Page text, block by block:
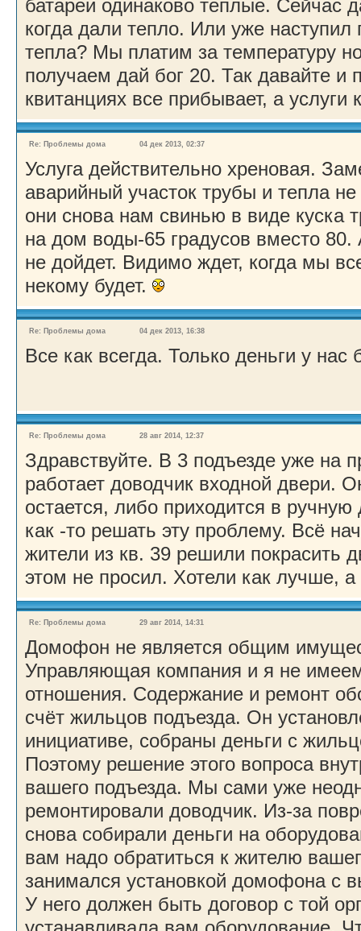
батареи одинаково теплые. Сейчас
когда дали тепло. Или уже наступил
тепла? Мы платим за температуру
получаем дай бог 20. Так давайте и
квитанциях все прибывает, а услуги
Re: Проблемы дома 04 дек 2013, 02:37
Услуга действительно хреновая.
аварийный участок трубы и тепла
они снова нам свинью в виде куска
на дом воды-65 градусов вместо 80.
не дойдет. Видимо ждет, когда мы
некому будет.
Re: Проблемы дома 04 дек 2013, 16:38
Все как всегда. Только деньги у нас
Re: Проблемы дома 28 авг 2014, 12:37
Здравствуйте. В 3 подъезде уже на
работает доводчик входной двери.
остается, либо приходится в
как -то решать эту проблему. Всё
жители из кв. 39 решили покрасить
этом не просил. Хотели как лучше, а
Re: Проблемы дома 29 авг 2014, 14:31
Домофон не является общим
Управляющая компания и я не
отношения. Содержание и ремонт
счёт жильцов подъезда. Он
инициативе, собраны деньги с
Поэтому решение этого вопроса
вашего подъезда. Мы сами уже
ремонтировали доводчик. Из-за
снова собирали деньги на
вам надо обратиться к жителю
занимался установкой домофона с
У него должен быть договор с той